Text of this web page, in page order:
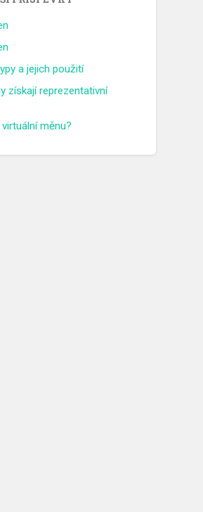
a jejich použití
získají reprezentativní
měnu?